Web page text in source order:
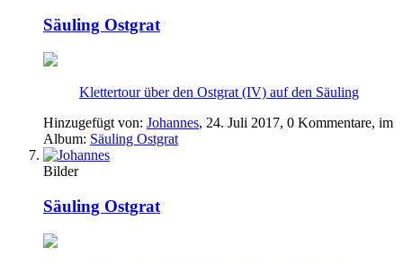
Säuling Ostgrat
Klettertour über den Ostgrat (IV) auf den Säuling
Hinzugefügt von: Johannes, 24. Juli 2017, 0 Kommentare, im
Album: Säuling Ostgrat
Bilder
Säuling Ostgrat